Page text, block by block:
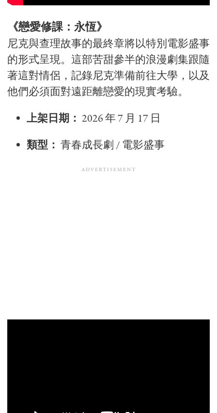
《戀愛修課：永恆》
尼克與查理故事的最終章將以特別電影盛事
的形式呈現。這部苦甜參半的浪漫劇集跟隨
著這對情侶，記錄尼克準備前往大學，以及
他們必須面對遠距離戀愛的現實考驗。
上架日期： 2026 年 7 月 17 日
類型： 青春成長劇 / 電影盛事